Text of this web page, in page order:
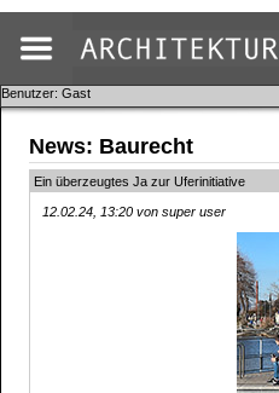
Benutzer: Gast
News: Baurecht
Ein überzeugtes Ja zur Uferinitiative
12.02.24, 13:20 von super user